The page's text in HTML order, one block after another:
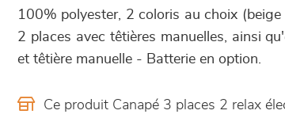
100% polyester, 2 coloris au choix
2 places avec têtières manuelles, ainsi
et têtière manuelle - Batterie en option.
Ce produit Canapé 3 places 2 relax